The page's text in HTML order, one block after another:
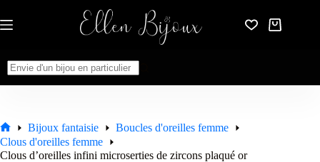
au
contenu
Panier
Accueil
Bijoux fantaisie
Boucles d'oreilles femme
Clous d'oreilles femme
Clous d’oreilles infini microserties de zircons plaqué or